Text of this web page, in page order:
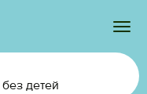
без детей